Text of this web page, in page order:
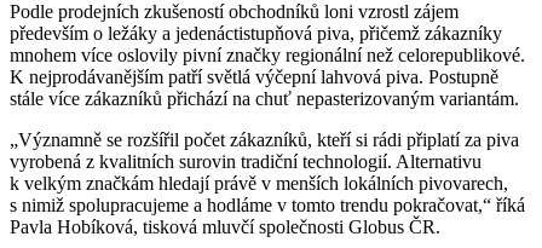
Podle prodejních zkušeností obchodníků loni vzrostl zájem
především o ležáky a jedenáctistupňová piva, přičemž zákazníky
mnohem více oslovily pivní značky regionální než celorepublikové.
K nejprodávanějším patří světlá výčepní lahvová piva. Postupně
stále více zákazníků přichází na chuť nepasterizovaným variantám.
„Významně se rozšířil počet zákazníků, kteří si rádi připlatí za piva
vyrobená z kvalitních surovin tradiční technologií. Alternativu
k velkým značkám hledají právě v menších lokálních pivovarech,
s nimiž spolupracujeme a hodláme v tomto trendu pokračovat,“ říká
Pavla Hobíková, tisková mluvčí společnosti Globus ČR.